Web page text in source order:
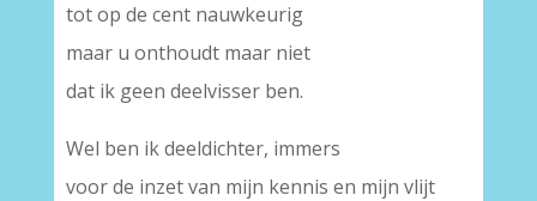
tot op de cent nauwkeurig
maar u onthoudt maar niet
dat ik geen deelvisser ben.
Wel ben ik deeldichter, immers
voor de inzet van mijn kennis en mijn vlijt